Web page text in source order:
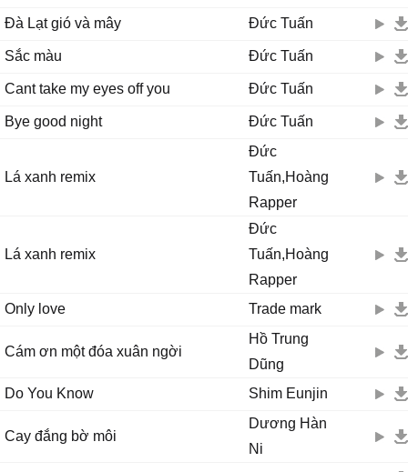
Đà Lạt gió và mây Đức Tuấn
Sắc màu Đức Tuấn
Cant take my eyes off you Đức Tuấn
Bye good night Đức Tuấn
Lá xanh remix
Đức
Tuấn,Hoàng
Rapper
Lá xanh remix
Đức
Tuấn,Hoàng
Rapper
Only love
Trade mark
Cám ơn một đóa xuân ngời
Hồ Trung
Dũng
Do You Know
Shim Eunjin
Cay đắng bờ môi
Dương Hàn
Ni